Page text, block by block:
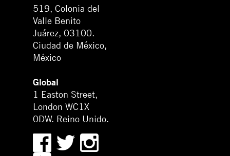
519, Colonia del
Valle Benito
Juárez, 03100.
Ciudad de México,
México
Global
1 Easton Street,
London WC1X
0DW. Reino Unido.